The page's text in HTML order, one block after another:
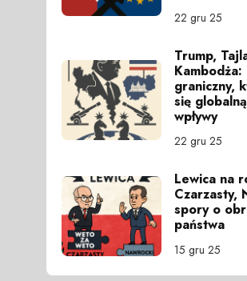
22 gru 25
Trump,
graniczny,
się
wpływy
22 gru 25
Lewica na
Czarzasty,
spory o
państwa
15 gru 25